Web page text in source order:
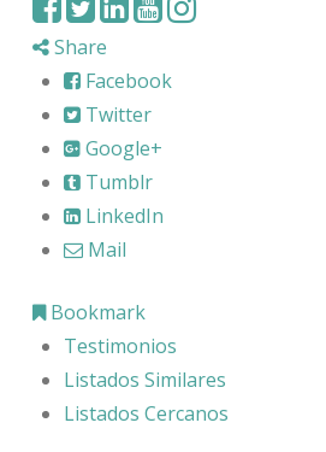
Share
Facebook
Twitter
Google+
Tumblr
LinkedIn
Mail
Bookmark
Testimonios
Listados Similares
Listados Cercanos